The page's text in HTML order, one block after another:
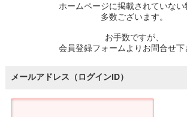
ホームページに掲載されていない
多数ございます。
お手数ですが、
会員登録フォームよりお問合せ下
メールアドレス（ログインID）